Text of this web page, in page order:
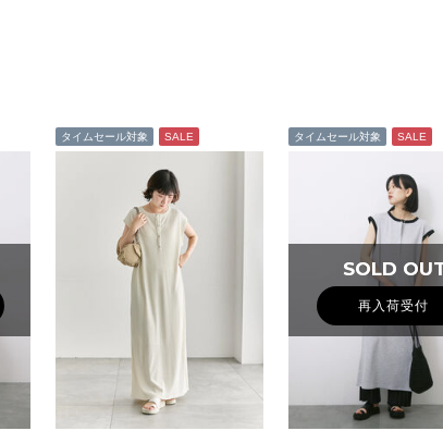
タイムセール対象 SALE タイムセール対象 SALE
SOLD
SOLD
再入荷受付